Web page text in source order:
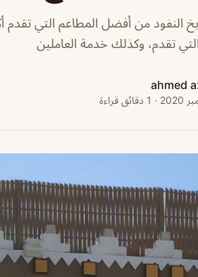
النفود من أفضل المطاعم التي
تقدم، وكذلك خدمة العاملين
ahmed